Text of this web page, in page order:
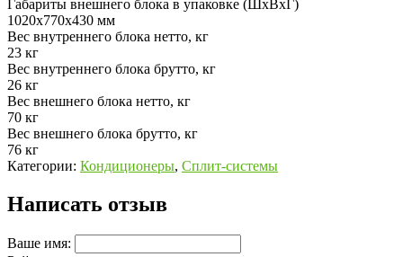
Габариты внешнего блока в упаковке (ШхВхГ)
1020х770х430 мм
Вес внутреннего блока нетто, кг
23 кг
Вес внутреннего блока брутто, кг
26 кг
Вес внешнего блока нетто, кг
70 кг
Вес внешнего блока брутто, кг
76 кг
Категории: Кондиционеры, Сплит-системы
Написать отзыв
Ваше имя: